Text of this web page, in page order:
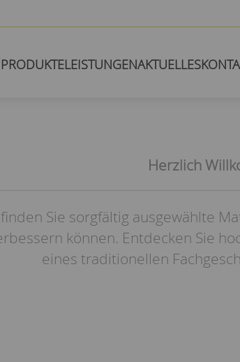
PRODUKTELEISTUNGENAKTUELLES
Herzlich
Sie sorgfältig ausgewählte
können. Entdecken Sie
eines traditionellen